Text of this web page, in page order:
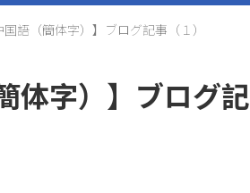
国語（簡体字）】ブログ記事（１）
体字）】ブログ記